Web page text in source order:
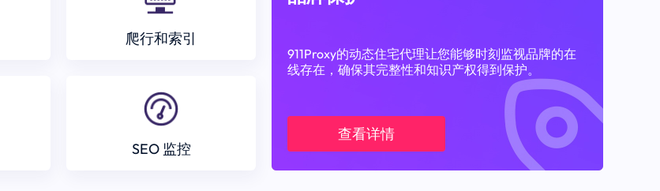
爬行和索引
SEO 监控
911Proxy的动态住宅代理让您能够时刻监视品牌的在
线存在，确保其完整性和知识产权得到保护。
查看详情